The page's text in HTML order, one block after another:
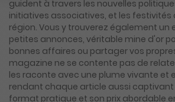
guident à travers les nouvelles
initiatives associatives, et les festivités
région. Vous y trouverez également un
petites annonces, véritable mine d'or
bonnes affaires ou partager vos
magazine ne se contente pas de
les raconte avec une plume vivante et
rendant chaque article aussi
format pratique et son prix abordable